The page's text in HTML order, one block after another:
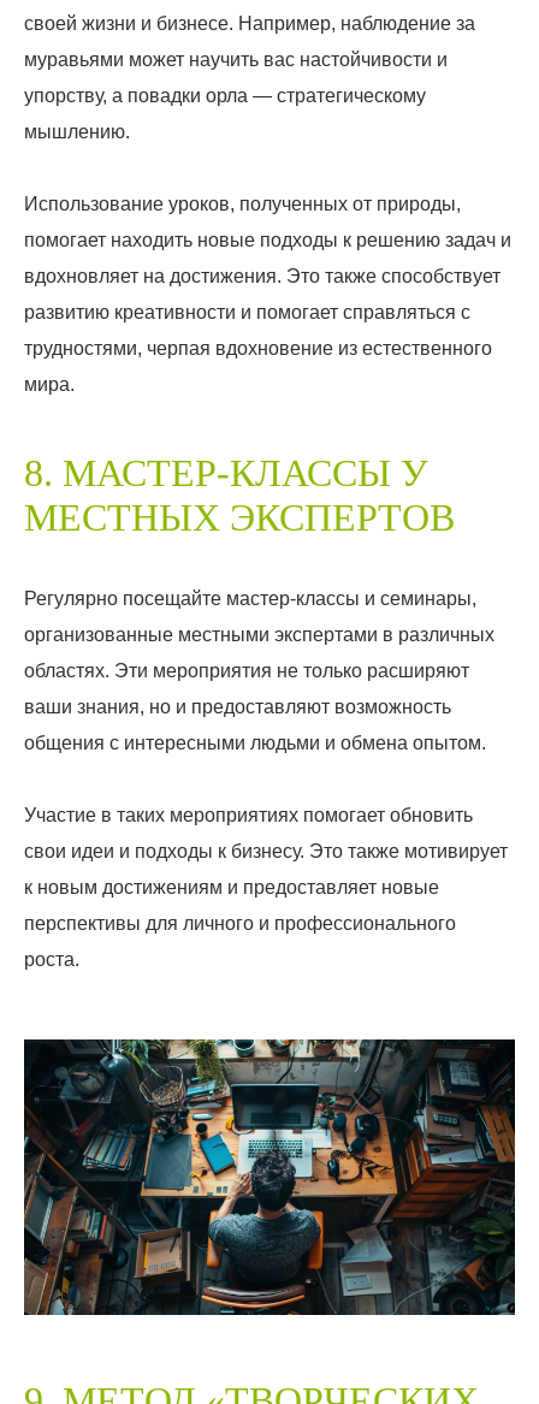
своей жизни и бизнесе. Например, наблюдение за
муравьями может научить вас настойчивости и
упорству, а повадки орла — стратегическому
мышлению.
Использование уроков, полученных от природы,
помогает находить новые подходы к решению задач и
вдохновляет на достижения. Это также способствует
развитию креативности и помогает справляться с
трудностями, черпая вдохновение из естественного
мира.
8. МАСТЕР-КЛАССЫ У
МЕСТНЫХ ЭКСПЕРТОВ
Регулярно посещайте мастер-классы и семинары,
организованные местными экспертами в различных
областях. Эти мероприятия не только расширяют
ваши знания, но и предоставляют возможность
общения с интересными людьми и обмена опытом.
Участие в таких мероприятиях помогает обновить
свои идеи и подходы к бизнесу. Это также мотивирует
к новым достижениям и предоставляет новые
перспективы для личного и профессионального
роста.